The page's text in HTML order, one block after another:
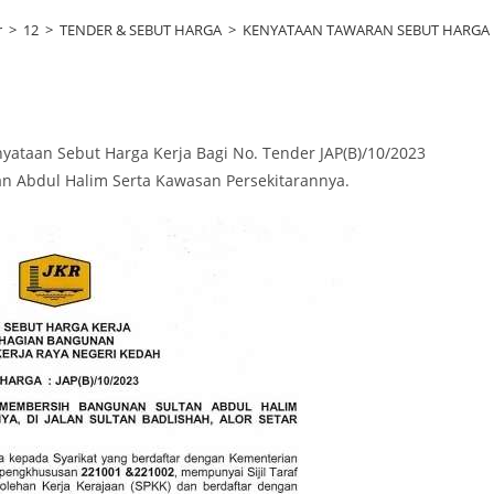
> 12 > TENDER & SEBUT HARGA > KENYATAAN TAWARAN SEBUT
Sebut Harga Kerja Bagi No. Tender JAP(B)/10/2023
Abdul Halim Serta Kawasan Persekitarannya.